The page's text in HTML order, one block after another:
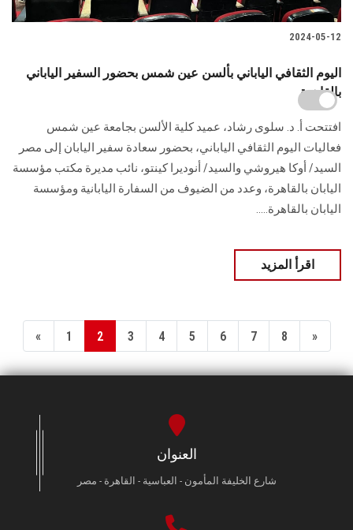
2024-05-12
اليوم الثقافي الياباني بألسن عين شمس بحضور السفير الياباني
بالقاهرة
افتتحت أ. د. سلوى رشاد، عميد كلية الألسن بجامعة عين شمس
فعاليات اليوم الثقافي الياباني، بحضور سعادة سفير اليابان إلى مصر
السيد/ أوكا هيروشي والسيد/ أنوديرا كينتو، نائب مديرة مكتب مؤسسة
اليابان بالقاهرة، وعدد من الضيوف من السفارة اليابانية ومؤسسة
اليابان بالقاهرة.....
اقرأ المزيد
« 1 2 3 4 5 6 7 8 »
العنوان
شارع الخليفة المأمون - العباسية - القاهرة - مصر